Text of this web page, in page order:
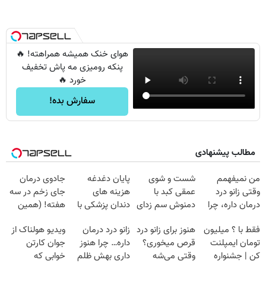
هوای خنک همیشه همراهته! 🔥
پنکه رومیزی مه پاش تخفیف
خورد 🔥
سفارش بده!
مطالب پیشنهادی
من نمیفهمم
وقتی زانو درد
درمان داره، چرا
تحمل میکنی؟❗
شست و شوی
عمقی کبد با
دمنوش سم زدای
پایان دغدغه
هزینه های
دندان پزشکی با
خانگی
جادوی درمان
جای زخم در سه
هفته! (همین
صحبت کنید)
فقط با ؟ میلیون
تومان ایمپلنت
کن | جشنواره
هنوز برای زانو درد
قرص میخوری؟
وقتی می‌شه
زانو درد درمان
داره… چرا هنوز
داری بهش ظلم
ویدیو هولناک از
جوان کارتن
خوابی که